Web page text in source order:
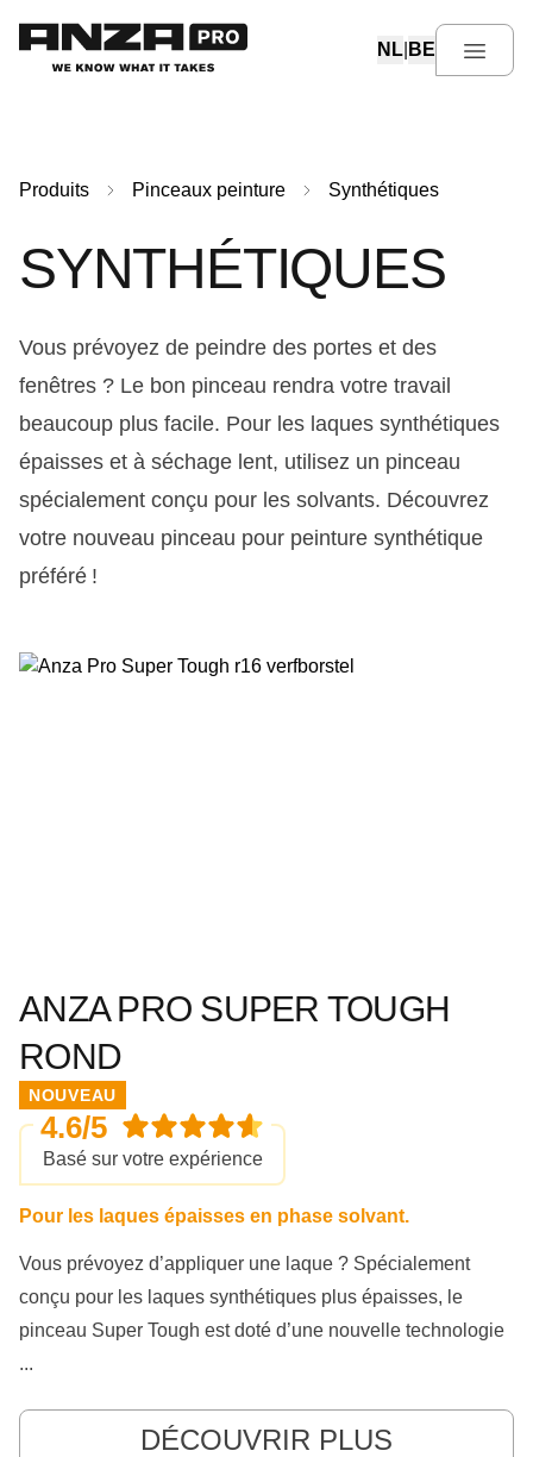
Language select
NL BE
Produits Pinceaux peinture Synthétiques
SYNTHÉTIQUES
Vous prévoyez de peindre des portes et des
fenêtres ? Le bon pinceau rendra votre travail
beaucoup plus facile. Pour les laques synthétiques
épaisses et à séchage lent, utilisez un pinceau
spécialement conçu pour les solvants. Découvrez
votre nouveau pinceau pour peinture synthétique
préféré !
ANZA PRO SUPER TOUGH
ROND
NOUVEAU
4.6/5
Basé sur votre expérience
Pour les laques épaisses en phase solvant.
Vous prévoyez d’appliquer une laque ? Spécialement
conçu pour les laques synthétiques plus épaisses, le
pinceau Super Tough est doté d’une nouvelle technologie
...
DÉCOUVRIR PLUS